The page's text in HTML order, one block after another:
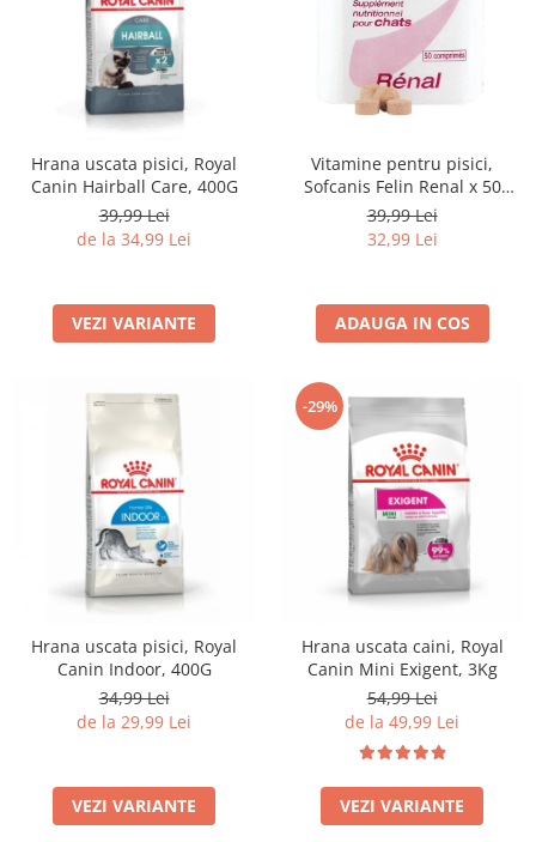
Hrana pesti iazuri
Teste apa iaz
Pompe iaz
Accesorii iaz
Cai
Toaletare cai
Accesorii cai
Hrana uscata pisici, Royal
Canin Hairball Care, 400G
39,99 Lei
de la 34,99 Lei
VEZI VARIANTE
Vitamine pentru pisici,
Sofcanis Felin Renal x 50
comprimate
39,99 Lei
32,99 Lei
ADAUGA IN COS
Hrana uscata pisici, Royal
Canin Indoor, 400G
34,99 Lei
de la 29,99 Lei
VEZI VARIANTE
-29%
Hrana uscata caini, Royal
Canin Mini Exigent, 3Kg
54,99 Lei
de la 49,99 Lei
VEZI VARIANTE